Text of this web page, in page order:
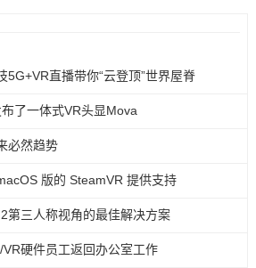
5G+VR直播带你“云登顶”世界屋脊
了一体式VR头显Mova
必然趋势
版的 SteamVR 提供支持
第三人称视角的最佳解决方案
硬件员工返回办公室工作